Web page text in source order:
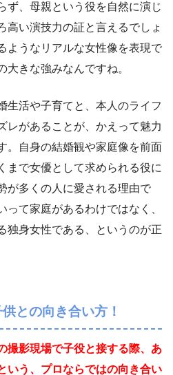
ず、母親という役を自然に演じ
高い演技力の証と言えるでしょ
ようなリアルな女性像を表現で
大きな強みなんですね。
生活や子育てと、本人のライフ
レがあることが、かえって魅力
。自身の結婚観や家庭像を前面
まで女優として求められる役に
が多くの人に愛される理由で
て家庭があるわけではなく、
独身女性である、というのが正
との向き合い方！
撮影現場で子役と接する際、あ
いう、プロならではの向き合い